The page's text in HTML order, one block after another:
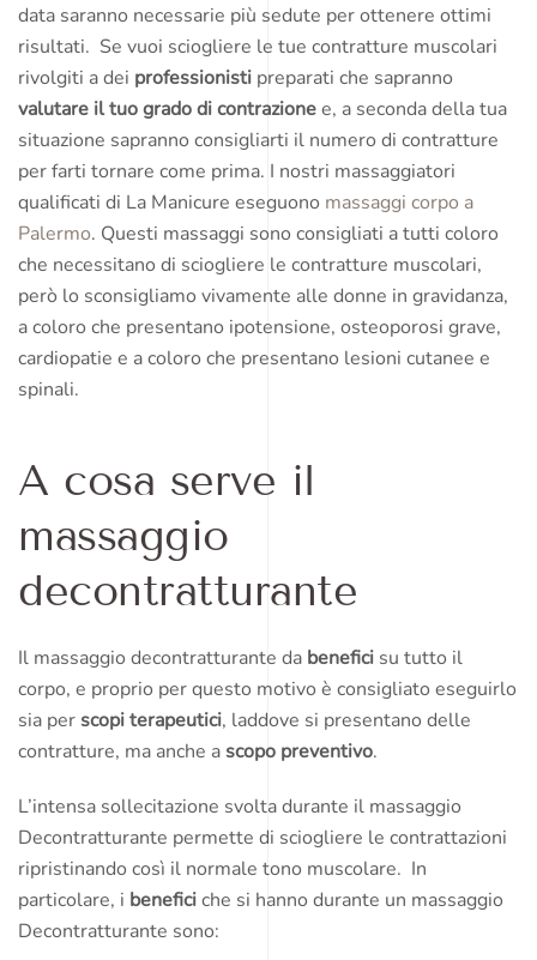
data saranno necessarie più sedute per ottenere ottimi
risultati. Se vuoi sciogliere le tue contratture muscolari
rivolgiti a dei professionisti preparati che sapranno
valutare il tuo grado di contrazionee, a seconda della tua
situazione sapranno consigliarti il numero di contratture
per farti tornare come prima. I nostri massaggiatori
qualificati di La Manicure eseguono massaggi corpo a
Palermo. Questi massaggi sono consigliati a tutti coloro
che necessitano di sciogliere le contratture muscolari,
però lo sconsigliamo vivamente alle donne in gravidanza,
a coloro che presentano ipotensione, osteoporosi grave,
cardiopatie e a coloro che presentano lesioni cutanee e
spinali.
A cosa serve il
massaggio
decontratturante
Il massaggio decontratturante da benefici su tutto il
corpo, e proprio per questo motivo è consigliato eseguirlo
sia perscopi terapeutici, laddove si presentano delle
contratture, ma anche ascopo preventivo.
L’intensa sollecitazione svolta durante il massaggio
Decontratturante permette di sciogliere le contrattazioni
ripristinando così il normale tono muscolare. In
particolare, i beneficiche si hanno durante un massaggio
Decontratturante sono: